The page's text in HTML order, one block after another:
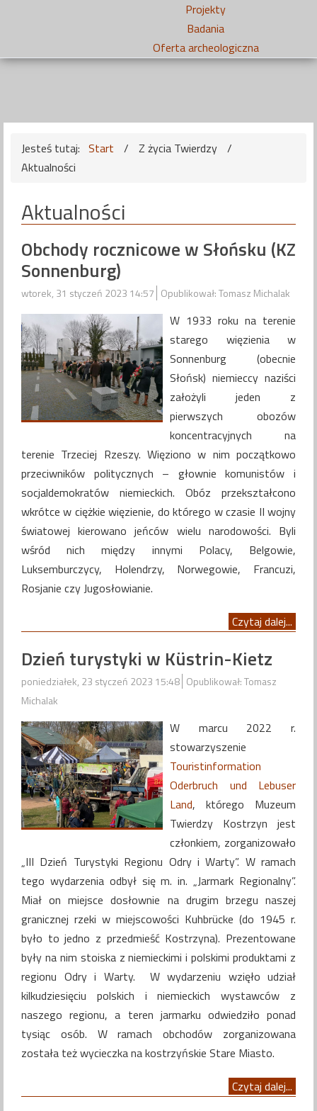
Projekty
Badania
Oferta archeologiczna
Jesteś tutaj: Start / Z życia Twierdzy /
Aktualności
Aktualności
Obchody rocznicowe w Słońsku (KZ
Sonnenburg)
wtorek, 31 styczeń 2023 14:57 Opublikował: Tomasz Michalak
W 1933 roku na terenie
starego więzienia w
Sonnenburg (obecnie
Słońsk) niemieccy naziści
założyli jeden z
pierwszych obozów
koncentracyjnych na
terenie Trzeciej Rzeszy. Więziono w nim początkowo
przeciwników politycznych – głownie komunistów i
socjaldemokratów niemieckich. Obóz przekształcono
wkrótce w ciężkie więzienie, do którego w czasie II wojny
światowej kierowano jeńców wielu narodowości. Byli
wśród nich między innymi Polacy, Belgowie,
Luksemburczycy, Holendrzy, Norwegowie, Francuzi,
Rosjanie czy Jugosłowianie.
Czytaj dalej...
Dzień turystyki w Küstrin-Kietz
poniedziałek, 23 styczeń 2023 15:48 Opublikował: Tomasz
Michalak
W marcu 2022 r.
stowarzyszenie
Touristinformation
Oderbruch und Lebuser
Land, którego Muzeum
Twierdzy Kostrzyn jest
członkiem, zorganizowało
„III Dzień Turystyki Regionu Odry i Warty”. W ramach
tego wydarzenia odbył się m. in. „Jarmark Regionalny”.
Miał on miejsce dosłownie na drugim brzegu naszej
granicznej rzeki w miejscowości Kuhbrücke (do 1945 r.
było to jedno z przedmieść Kostrzyna). Prezentowane
były na nim stoiska z niemieckimi i polskimi produktami z
regionu Odry i Warty. W wydarzeniu wzięło udział
kilkudziesięciu polskich i niemieckich wystawców z
naszego regionu, a teren jarmarku odwiedziło ponad
tysiąc osób. W ramach obchodów zorganizowana
została też wycieczka na kostrzyńskie Stare Miasto.
Czytaj dalej...